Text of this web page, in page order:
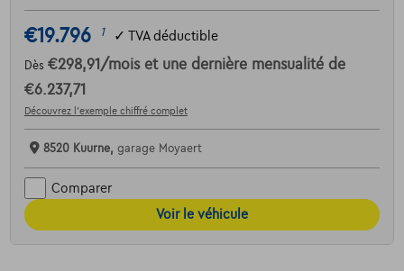
€19.796 1 ✓ TVA déductible
Dès €298,91 /mois et une dernière mensualité de
€6.237,71
Découvrez l’exemple chiffré complet
8520 Kuurne, garage Moyaert
Comparer
Voir le véhicule